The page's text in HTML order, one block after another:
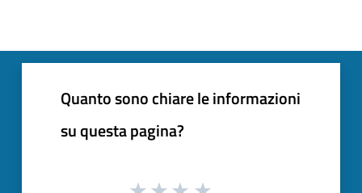
Quanto sono chiare le informazioni
su questa pagina?